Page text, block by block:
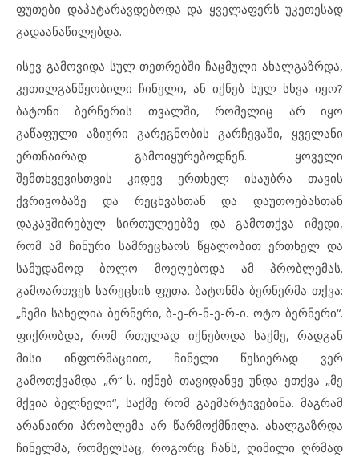
ფუთები დაპატარავდებოდა და ყველაფერს უკეთესად
გადაანაწილებდა.
ისევ გამოვიდა სულ თეთრებში ჩაცმული ახალგაზრდა,
კეთილგანწყობილი ჩინელი, ან იქნებ სულ სხვა იყო?
ბატონი ბერნერის თვალში, რომელიც არ იყო
გაწაფული აზიური გარეგნობის გარჩევაში, ყველანი
ერთნაირად გამოიყურებოდნენ. ყოველი
შემთხვევისთვის კიდევ ერთხელ ისაუბრა თავის
ქვრივობაზე და რეცხვასთან და დაუთოებასთან
დაკავშირებულ სირთულეებზე და გამოთქვა იმედი,
რომ ამ ჩინური სამრეცხაოს წყალობით ერთხელ და
სამუდამოდ ბოლო მოეღებოდა ამ პრობლემას.
გამოართვეს სარეცხის ფუთა. ბატონმა ბერნერმა თქვა:
„ჩემი სახელია ბერნერი, ბ-ე-რ-ნ-ე-რ-ი. ოტო ბერნერი“.
ფიქრობდა, რომ რთულად იქნებოდა საქმე, რადგან
მისი ინფორმაციით, ჩინელი წესიერად ვერ
გამოთქვამდა „რ“-ს. იქნებ თავიდანვე უნდა ეთქვა „მე
მქვია ბელნელი“, საქმე რომ გაემარტივებინა. მაგრამ
არანაირი პრობლემა არ წარმოქმნილა. ახალგაზრდა
ჩინელმა, რომელსაც, როგორც ჩანს, ღიმილი ღრმად